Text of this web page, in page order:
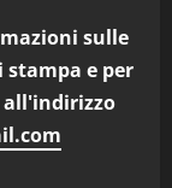
sulle
e per
all'indirizzo